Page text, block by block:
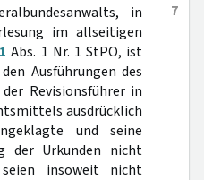
7
in
im allseitigen
Abs. 1 Nr. 1 StPO, ist
Ausführungen des
Revisionsführer in
ausdrücklich
und seine
der Urkunden nicht
insoweit nicht